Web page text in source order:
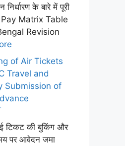
के बारे में पूरी
Pay Matrix Table
Revision
of Air Tickets
Travel and
Submission of
टिकट की बुकिंग और
पर आवेदन जमा